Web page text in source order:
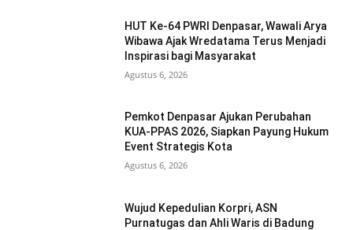
HUT Ke-64 PWRI Denpasar, Wawali Arya
Wibawa Ajak Wredatama Terus Menjadi
Inspirasi bagi Masyarakat
Agustus 6, 2026
Pemkot Denpasar Ajukan Perubahan
KUA-PPAS 2026, Siapkan Payung Hukum
Event Strategis Kota
Agustus 6, 2026
Wujud Kepedulian Korpri, ASN
Purnatugas dan Ahli Waris di Badung